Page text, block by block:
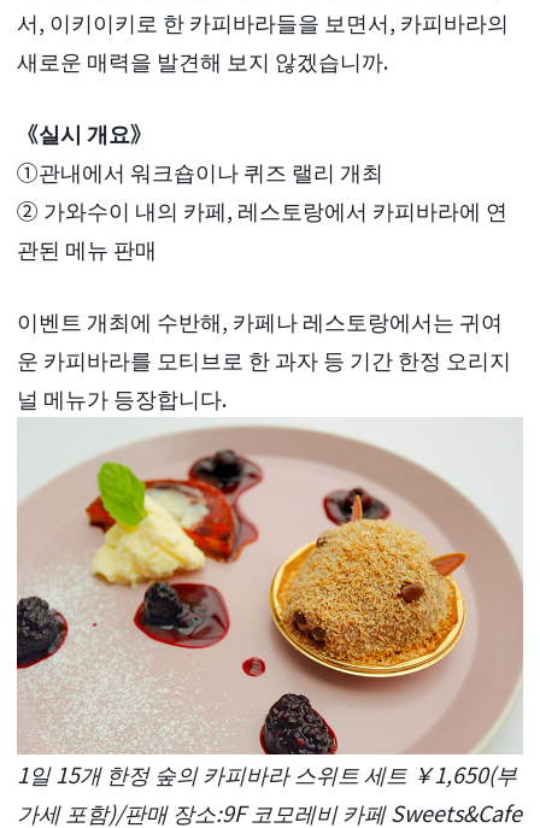
서, 이키이키로 한 카피바라들을 보면서, 카피바라의
새로운 매력을 발견해 보지 않겠습니까.
《실시 개요》
①관내에서 워크숍이나 퀴즈 랠리 개최
② 가와수이 내의 카페, 레스토랑에서 카피바라에 연
관된 메뉴 판매
이벤트 개최에 수반해, 카페나 레스토랑에서는 귀여
운 카피바라를 모티브로 한 과자 등 기간 한정 오리지
널 메뉴가 등장합니다.
1일 15개 한정 숲의 카피바라 스위트 세트 ￥1,650(부
가세 포함)/판매 장소:9F 코모레비 카페 Sweets&Cafe